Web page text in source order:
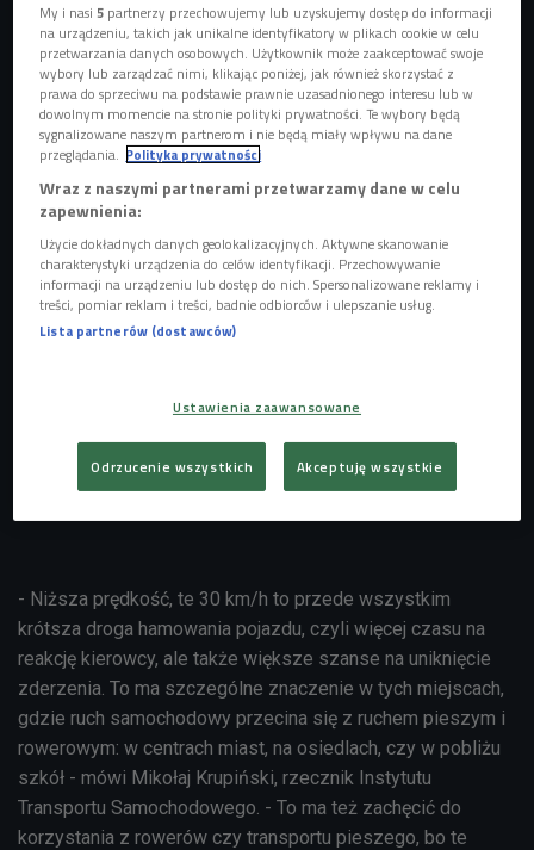
Zdjęcie ilustracyjne Foto: Shutterstock
W miastach Unii Europejskiej coraz wyraźniej widoczna jest
strefy "Tempo 30" ograniczają prędkość właśnie do
30 km/h w terenie zabudowanym. Zwolennicy twierdzą, że
to skuteczny sposób na ograniczenie liczby wypadków i
czas praktycznie każdego przejazdu.
- Niższa prędkość, te 30 km/h to przede wszystkim
krótsza droga hamowania pojazdu, czyli więcej czasu na
reakcję kierowcy, ale także większe szanse na uniknięcie
zderzenia. To ma szczególne znaczenie w tych miejscach,
gdzie ruch samochodowy przecina się z ruchem pieszym i
rowerowym: w centrach miast, na osiedlach, czy w pobliżu
szkół - mówi Mikołaj Krupiński, rzecznik Instytutu
Transportu Samochodowego. - To ma też zachęcić do
korzystania z rowerów czy transportu pieszego, bo te
My i nasi5 partnerzy przechowujemy lub uzyskujemy dostęp do informacji
na urządzeniu, takich jak unikalne identyfikatory w plikach cookie w celu
przetwarzania danych osobowych. Użytkownik może zaakceptować swoje
wybory lub zarządzać nimi, klikając poniżej, jak również skorzystać z
prawa do sprzeciwu na podstawie prawnie uzasadnionego interesu lub w
dowolnym momencie na stronie polityki prywatności. Te wybory będą
sygnalizowane naszym partnerom i nie będą miały wpływu na dane
przeglądania. Polityka prywatności
Wraz z naszymi partnerami przetwarzamy dane w celu
zapewnienia:
Użycie dokładnych danych geolokalizacyjnych. Aktywne skanowanie
charakterystyki urządzenia do celów identyfikacji. Przechowywanie
informacji na urządzeniu lub dostęp do nich. Spersonalizowane reklamy i
treści, pomiar reklam i treści, badnie odbiorców i ulepszanie usług.
Lista partnerów (dostawców)
Ustawienia zaawansowane
Odrzucenie wszystkich Akceptuję wszystkie